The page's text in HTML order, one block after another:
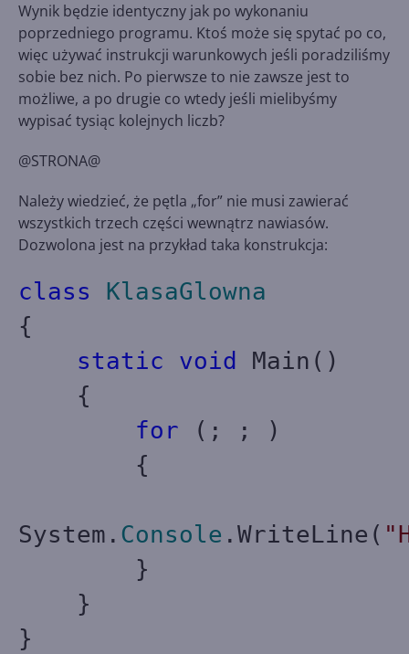
Wynik będzie identyczny jak po wykonaniu
poprzedniego programu. Ktoś może się spytać po co,
więc używać instrukcji warunkowych jeśli poradziliśmy
sobie bez nich. Po pierwsze to nie zawsze jest to
możliwe, a po drugie co wtedy jeśli mielibyśmy
wypisać tysiąc kolejnych liczb?
@STRONA@
Należy wiedzieć, że pętla „for” nie musi zawierać
wszystkich trzech części wewnątrz nawiasów.
Dozwolona jest na przykład taka konstrukcja:
class
KlasaGlowna
{
static
void
Main()
{
for (; ; )
{
System. Console .WriteLine(
}
}
}